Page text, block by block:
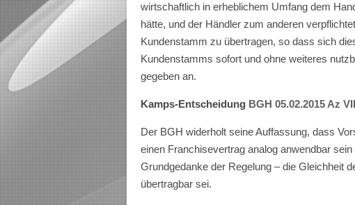
wirtschaftlich in erheblichem Umfang dem
hätte, und der Händler zum anderen
Kundenstamm zu übertragen, so dass sich
Kundenstamms sofort und ohne weiteres
gegeben an.
Kamps-Entscheidung BGH 05.02.2015 Az
Der BGH widerholt seine Auffassung, dass
einen Franchisevertrag analog anwendbar
Grundgedanke der Regelung – die Gleichheit
übertragbar sei.